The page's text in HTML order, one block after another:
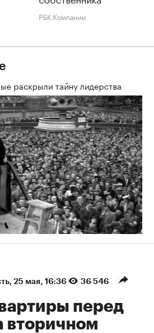
РБК Компании
раскрыли тайну лидерства
⁠, 25 мая, 16:36 36 546
перед
вторичном